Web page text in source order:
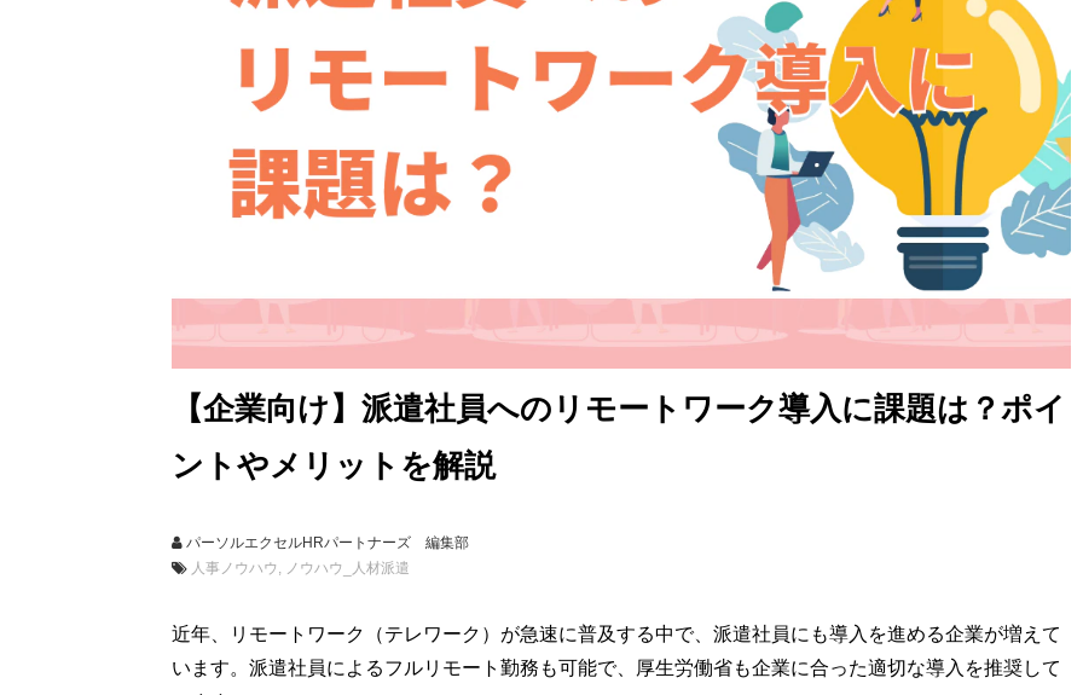
【企業向け】派遣社員へのリモートワーク導入に課題は？ポイ
ントやメリットを解説
パーソルエクセルHRパートナーズ 編集部
人事ノウハウ
ノウハウ_人材派遣
近年、リモートワーク（テレワーク）が急速に普及する中で、派遣社員にも導入を進める企業が増えて
います。派遣社員によるフルリモート勤務も可能で、厚生労働省も企業に合った適切な導入を推奨して